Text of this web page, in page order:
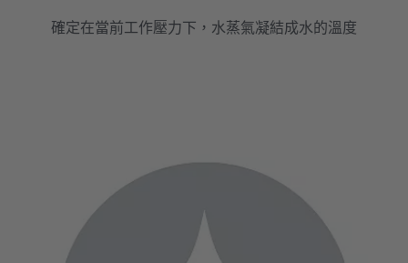
確定在當前工作壓力下，水蒸氣凝結成水的溫度